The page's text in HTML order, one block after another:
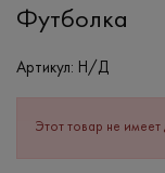
Футболка
Артикул: Н/Д
Этот товар не имеет